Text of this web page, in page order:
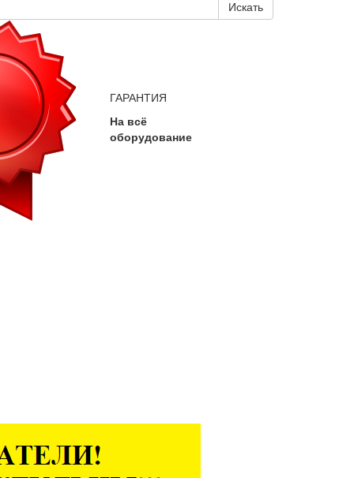
Искать
ГАРАНТИЯ
На всё
оборудование